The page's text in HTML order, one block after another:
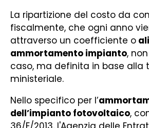
La ripartizione del costo da
fiscalmente, che ogni anno
attraverso un coefficiente o
ammortamento impianto,
caso, ma definita in base alla
ministeriale.
Nello specifico per l’
dell’impianto fotovoltaico,